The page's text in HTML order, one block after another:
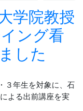
ら検証・商品化まで
る探究活動が、将
ている」ことを実